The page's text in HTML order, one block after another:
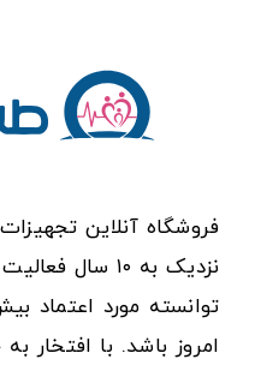
فروشگاه آنلاین
نزدیک به ۱۰
امروز باشد. با افتخار